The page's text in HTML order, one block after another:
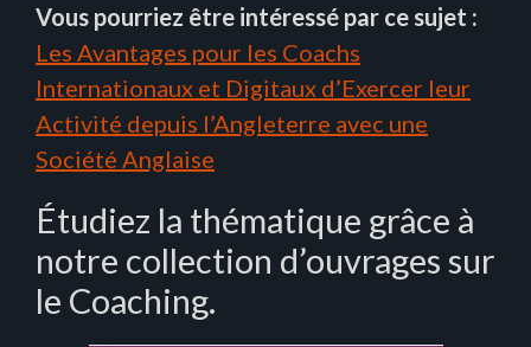
Vous pourriez être intéressé par ce sujet :
Les Avantages pour les Coachs
Internationaux et Digitaux d’Exercer leur
Activité depuis l’Angleterre avec une
Société Anglaise
Étudiez la thématique grâce à
notre collection d’ouvrages sur
le Coaching.